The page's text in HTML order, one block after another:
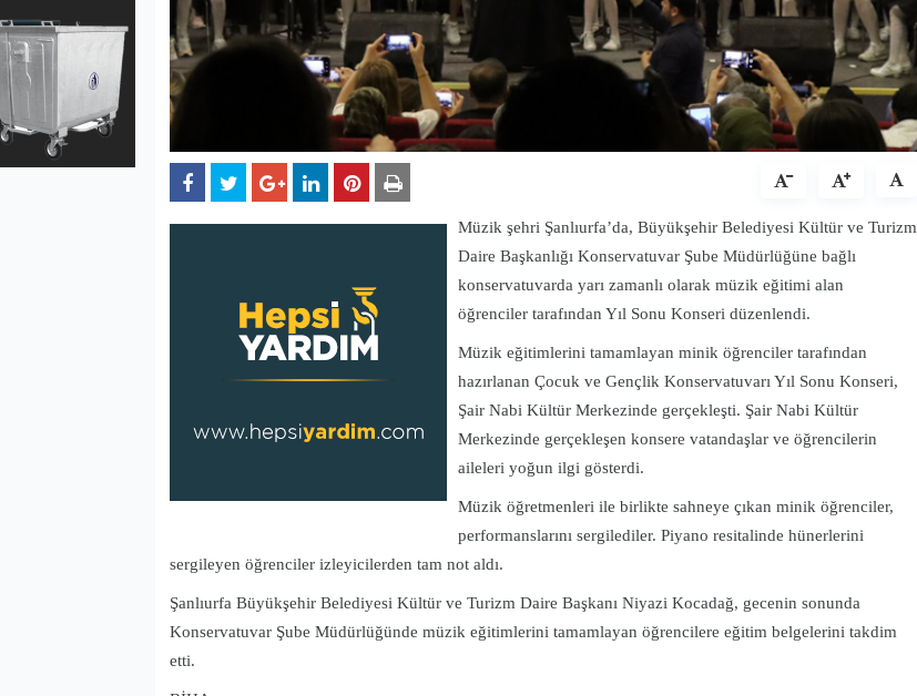
Müzik şehri Şanlıurfa’da, Büyükşehir Belediyesi Kültür ve Turizm
Daire Başkanlığı Konservatuvar Şube Müdürlüğüne bağlı
konservatuvarda yarı zamanlı olarak müzik eğitimi alan
öğrenciler tarafından Yıl Sonu Konseri düzenlendi.
Müzik eğitimlerini tamamlayan minik öğrenciler tarafından
hazırlanan Çocuk ve Gençlik Konservatuvarı Yıl Sonu Konseri,
Şair Nabi Kültür Merkezinde gerçekleşti. Şair Nabi Kültür
Merkezinde gerçekleşen konsere vatandaşlar ve öğrencilerin
aileleri yoğun ilgi gösterdi.
Müzik öğretmenleri ile birlikte sahneye çıkan minik öğrenciler,
performanslarını sergilediler. Piyano resitalinde hünerlerini
sergileyen öğrenciler izleyicilerden tam not aldı.
Şanlıurfa Büyükşehir Belediyesi Kültür ve Turizm Daire Başkanı Niyazi Kocadağ, gecenin sonunda
Konservatuvar Şube Müdürlüğünde müzik eğitimlerini tamamlayan öğrencilere eğitim belgelerini takdim
etti.